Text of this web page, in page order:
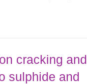
cracking and
sulphide and